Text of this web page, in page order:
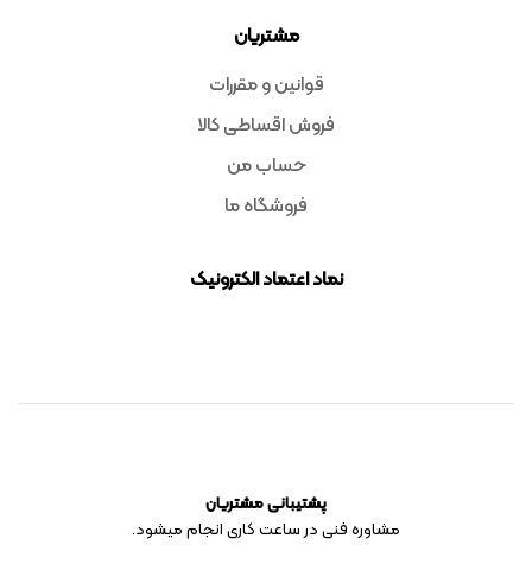
مشتریان
قوانین و مقررات
فروش اقساطی کالا
حساب من
فروشگاه ما
نماد اعتماد الکترونیک
پشتیبانی مشتریان
مشاوره فنی در ساعت کاری انجام میشود.